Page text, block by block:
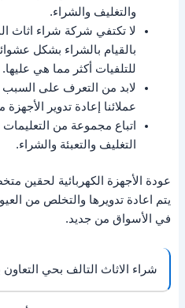
والتغليف والشراء.
لا تكتفي شركة شراء اثاث
بالقيام بالشراء بشكل
للتلفيات أكثر مما هي عليها.
لابد من التعرف على
عملائنا إعادة تدوير
اتباع مجموعة من
التغليف والتعبئة والشراء.
عودة الأجهزة الكهربائية لحقين
يتم اعادة تدويرها والتخلص من
في الأسواق من جديد.
شراء الاثاث التالف بحي التعاون